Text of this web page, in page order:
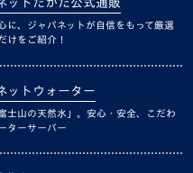
ットたかた公式通販
に、ジャパネットが自信をもって厳選
けをご紹介！
ットウォーター
士山の天然水」。安心・安全、こだわ
ターサーバー